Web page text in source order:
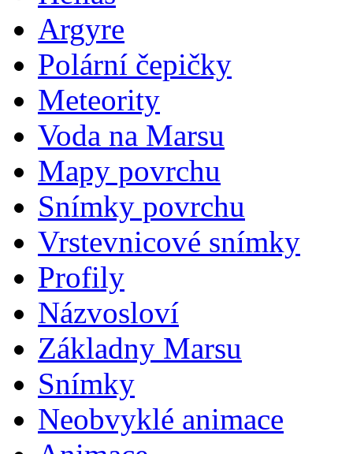
Argyre
Polární čepičky
Meteority
Voda na Marsu
Mapy povrchu
Snímky povrchu
Vrstevnicové snímky
Profily
Názvosloví
Základny Marsu
Snímky
Neobvyklé animace